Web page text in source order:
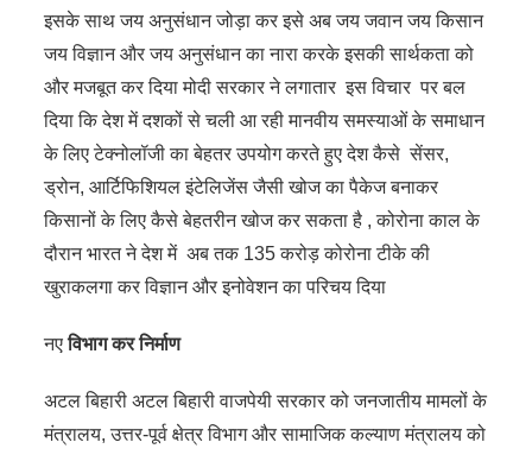
इसके साथ जय अनुसंधान जोड़ा कर इसे अब जय जवान जय किसान
जय विज्ञान और जय अनुसंधान का नारा करके इसकी सार्थकता को
और मजबूत कर दिया मोदी सरकार ने लगातार इस विचार पर बल
दिया कि देश में दशकों से चली आ रही मानवीय समस्याओं के समाधान
के लिए टेक्नोलॉजी का बेहतर उपयोग करते हुए देश कैसे सेंसर,
ड्रोन, आर्टिफिशियल इंटेलिजेंस जैसी खोज का पैकेज बनाकर
किसानों के लिए कैसे बेहतरीन खोज कर सकता है , कोरोना काल के
दौरान भारत ने देश में अब तक 135 करोड़ कोरोना टीके की
खुराकलगा कर विज्ञान और इनोवेशन का परिचय दिया
नएविभाग कर निर्माण
अटल बिहारी अटल बिहारी वाजपेयी सरकार को जनजातीय मामलों के
मंत्रालय, उत्तर-पूर्व क्षेत्र विभाग और सामाजिक कल्याण मंत्रालय को